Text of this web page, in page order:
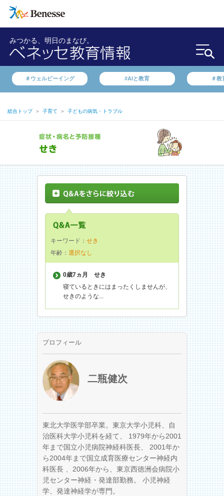
みつかる、明日のまなび。
＃ウェルビーイング #AIと教育 ＃教
総合トップ ＞ 子育て ＞ 子どもの病気・トラブル
キーワード： せき
年齢： 選択なし
0歳7ヵ月
せき
寝ているときにはまったくしませんが、
せきのような...
プロフィール
二瓶健次
東北大学医学部卒業。東京大学小児科、自
治医科大学小児科を経て、 1979年から2001
年まで国立小児病院神経科医長、 2001年か
ら2004年まで国立成育医療センター神経内
科医長 、2006年から、東京西徳洲会病院小
児センター神経・発達部勤務。 小児神経
学、発達神経学が専門。